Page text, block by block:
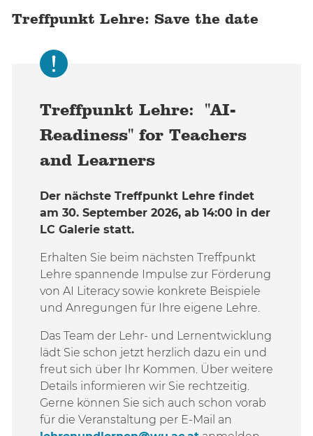
Treffpunkt Lehre: Save the date
Treffpunkt Lehre: "AI-
Readiness" for Teachers
and Learners
Der nächste Treffpunkt Lehre findet
am 30. September 2026, ab 14:00 in der
LC Galerie statt.
Erhalten Sie beim nächsten Treffpunkt
Lehre spannende Impulse zur Förderung
von AI Literacy sowie konkrete Beispiele
und Anregungen für Ihre eigene Lehre.
Das Team der Lehr- und Lernentwicklung
lädt Sie schon jetzt herzlich dazu ein und
freut sich über Ihr Kommen. Über weitere
Details informieren wir Sie rechtzeitig.
Gerne können Sie sich auch schon vorab
für die Veranstaltung per E-Mail an